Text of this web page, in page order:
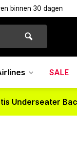
binnen 30 dagen
SALE
Underseater